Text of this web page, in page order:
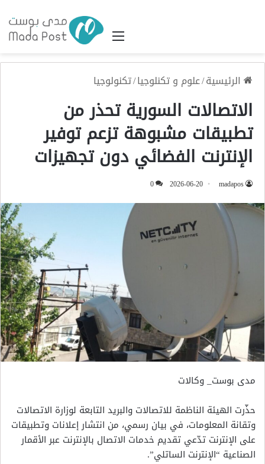
القائمة
الرئيسية/علوم و تكنلوجيا/تكنولوجيا
الاتصالات السورية تحذر من
تطبيقات مشبوهة تزعم توفير
الإنترنت الفضائي دون تجهيزات
madapos
2026-06-20
0
مدى بوست_ وكالات
حذّرت الهيئة الناظمة للاتصالات والبريد التابعة لوزارة الاتصالات
وتقانة المعلومات، في بيان رسمي، من انتشار إعلانات وتطبيقات
على الإنترنت تدّعي تقديم خدمات الاتصال بالإنترنت عبر الأقمار
الصناعية “الإنترنت الساتلي”.